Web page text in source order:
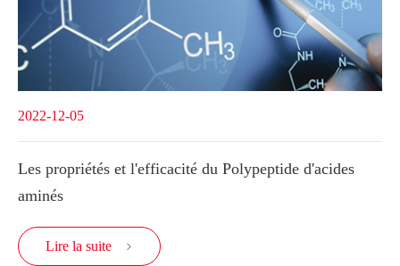
2022-12-05
Les propriétés et l'efficacité du Polypeptide d'acides
aminés
Lire la suite 